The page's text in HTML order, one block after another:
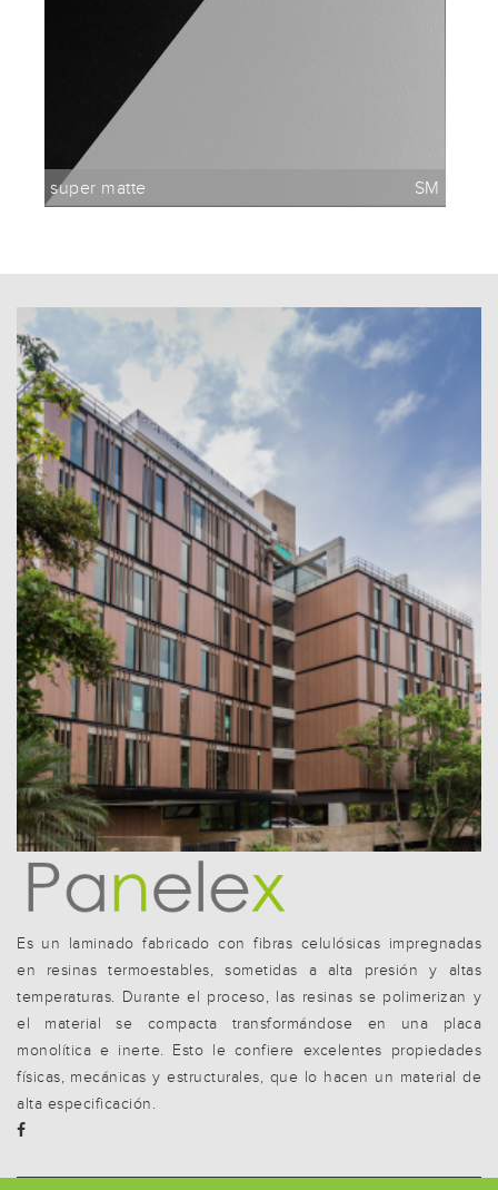
super matte SM
Es un laminado fabricado con fibras celulósicas impregnadas
en resinas termoestables, sometidas a alta presión y altas
temperaturas. Durante el proceso, las resinas se polimerizan y
el material se compacta transformándose en una placa
monolítica e inerte. Esto le confiere excelentes propiedades
físicas, mecánicas y estructurales, que lo hacen un material de
alta especificación.